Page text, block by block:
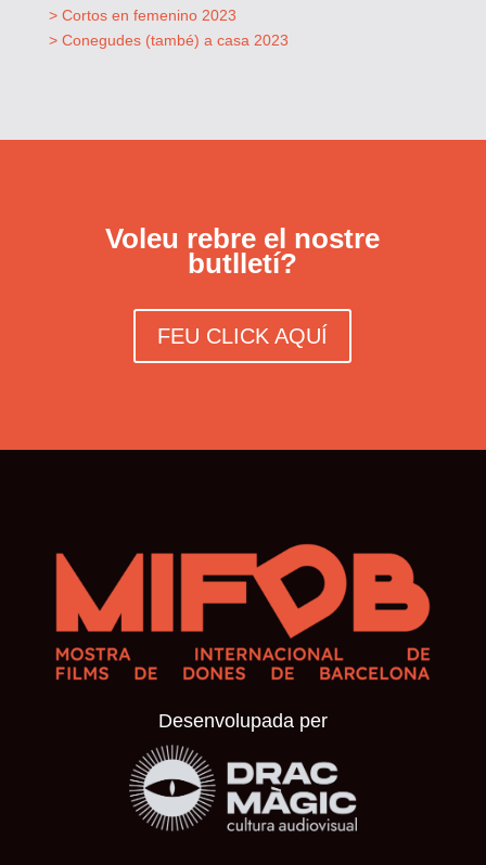
> Cortos en femenino 2023
> Conegudes (també) a casa 2023
Voleu rebre el nostre
butlletí?
FEU CLICK AQUÍ
Desenvolupada per